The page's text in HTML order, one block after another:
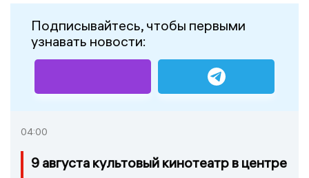
Подписывайтесь, чтобы первыми
узнавать новости:
04:00
9 августа культовый кинотеатр в центре